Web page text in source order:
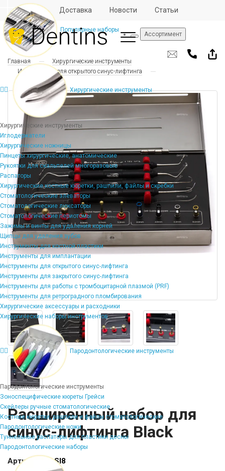
Отзывы Доставка Новости Статьи
Ассортимент
Популярные наборы
Хирургические инструменты
Хирургические инструменты
Иглодержатели
Хирургические ножницы
Пинцеты хирургические, анатомические
Рукоятки для скальпелей многоразовые
Распаторы
Хирургические костные кюретки, рашпили, файлы и скребки
Стоматологические элеваторы
Стоматологические люксаторы
Стоматологические периотомы
Зажимы и винты для удаления корней
Щипцы для удаления зубов
Инструменты для костной пластики
Инструменты для имплантации
Инструменты для открытого синус-лифтинга
Инструменты для закрытого синус-лифтинга
Инструменты для работы с тромбоцитарной плазмой (PRF)
Инструменты для ретроградного пломбирования
Хирургические аксессуары и расходники
Хирургические наборы инструментов
Пародонтологические инструменты
Пародонтологические инструменты
Зоноспецифические кюреты Грейси
Скейлеры ручные стоматологические
Костные кюретки, рашпили и файлы стоматологические
Пародонтологические ножи
Туннельные распаторы для пластики десны
Пародонтологические наборы
Главная
Хирургические инструменты
Инструменты для открытого синус-лифтинга
Расширенный набор для
синус-лифтинга Black
Артикул:
KT-SI8